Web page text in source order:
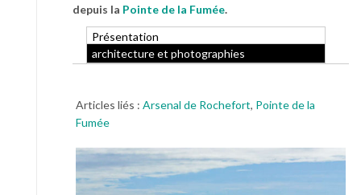
depuis la Pointe de la Fumée.
Présentation
architecture et photographies
Articles liés : Arsenal de Rochefort, Pointe de la
Fumée